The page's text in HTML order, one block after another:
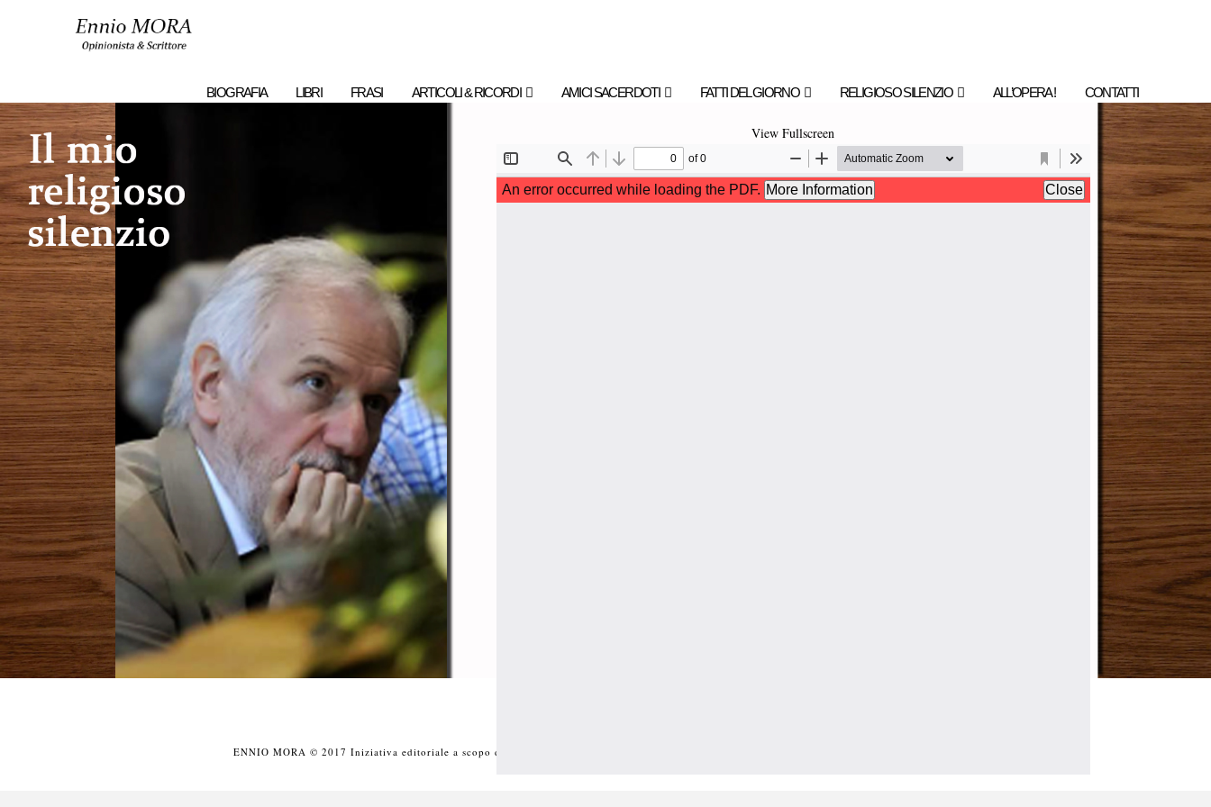
Ennio
BIOGRAFIA LIBRI FRASI ARTICOLI & RICORDI AMICI SACERDOTI FATTI DEL GIORNO RELIGIOSO SILENZIO ALL’OPERA ! CONTATTI
View Fullscreen
ENNIO MORA © 2017 Iniziativa editoriale a scopo divulgativo Vietata ogni riproduzione o duplicazione con qualsiasi mezzo a scopo commerciale.